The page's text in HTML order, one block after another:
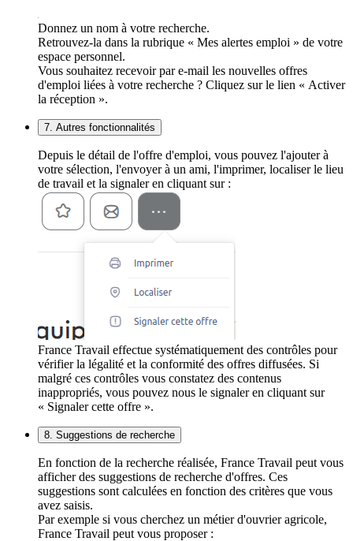
Donnez un nom à votre recherche.
Retrouvez-la dans la rubrique « Mes alertes emploi » de votre
espace personnel.
Vous souhaitez recevoir par e-mail les nouvelles offres
d'emploi liées à votre recherche ? Cliquez sur le lien « Activer
la réception ».
7. Autres fonctionnalités
Depuis le détail de l'offre d'emploi, vous pouvez l'ajouter à
votre sélection, l'envoyer à un ami, l'imprimer, localiser le lieu
de travail et la signaler en cliquant sur :
France Travail effectue systématiquement des contrôles pour
vérifier la légalité et la conformité des offres diffusées. Si
malgré ces contrôles vous constatez des contenus
inappropriés, vous pouvez nous le signaler en cliquant sur
« Signaler cette offre ».
8. Suggestions de recherche
En fonction de la recherche réalisée, France Travail peut vous
afficher des suggestions de recherche d'offres. Ces
suggestions sont calculées en fonction des critères que vous
avez saisis.
Par exemple si vous cherchez un métier d'ouvrier agricole,
France Travail peut vous proposer :